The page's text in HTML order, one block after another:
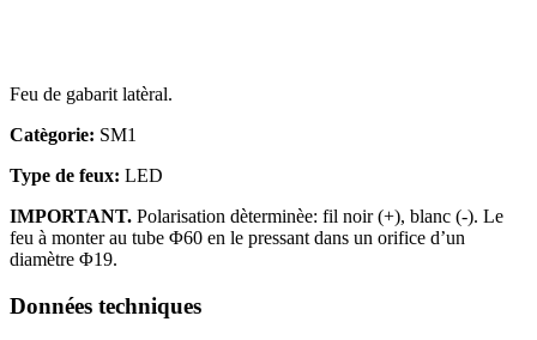
Feu de gabarit latèral.
Catègorie: SM1
Type de feux: LED
IMPORTANT. Polarisation dèterminèe: fil noir (+), blanc (-). Le
feu à monter au tube Φ60 en le pressant dans un orifice d’un
diamètre Φ19.
Données techniques